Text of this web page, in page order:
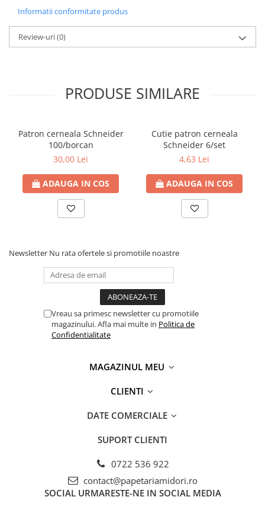
Caiete mecanice
Clipboarduri
Dosare din carton
Ecusoane si accesorii
Prezentare si afisare
Accesorii pentru birou
Agrafe, ace, piuneze, clipsuri
Automatizare birou si accesori
Distrugator documente
Laminatoare si folii
Capsatoare si capse
Corectoare
Intretinere si curatenie
Perforatoare
Rechizite si articole scolare
Coperti pentru caiete si carti
Tempera, guase si acuarele
Informatii conformitate produs
Review-uri(0)
PRODUSE SIMILARE
Patron cerneala Schneider
100/borcan
30,00 Lei
ADAUGA IN COS
Cutie patron cerneala
Schneider 6/set
4,63 Lei
ADAUGA IN COS
Newsletter Nu rata ofertele si promotiile noastre
Vreau sa primesc newsletter cu promotiile
magazinului. Afla mai multe in Politica de
Confidentialitate
MAGAZINUL MEU
CLIENTI
DATE COMERCIALE
SUPORT CLIENTI
0722 536 922
contact@papetariamidori.ro
SOCIAL URMARESTE-NE IN SOCIAL MEDIA